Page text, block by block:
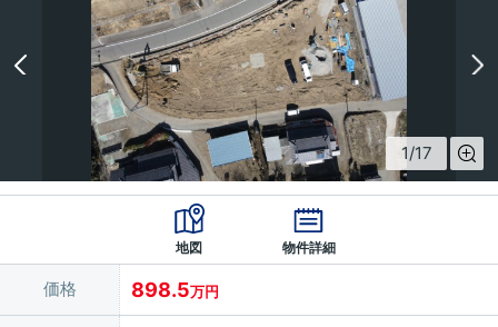
1/17
地図 物件詳細
価格 898.5万円